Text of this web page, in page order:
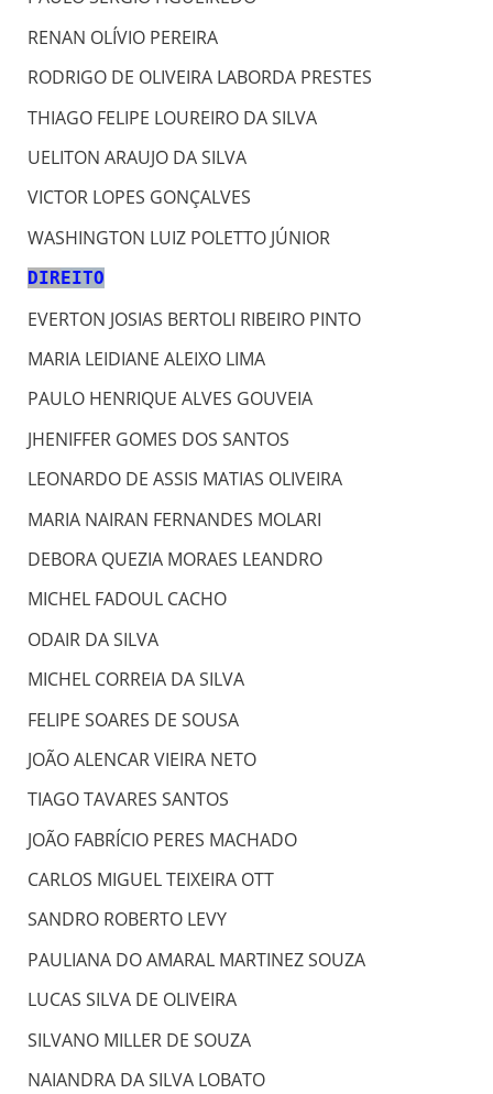
RENAN OLÍVIO PEREIRA
RODRIGO DE OLIVEIRA LABORDA PRESTES
THIAGO FELIPE LOUREIRO DA SILVA
UELITON ARAUJO DA SILVA
VICTOR LOPES GONÇALVES
WASHINGTON LUIZ POLETTO JÚNIOR
DIREITO
EVERTON JOSIAS BERTOLI RIBEIRO PINTO
MARIA LEIDIANE ALEIXO LIMA
PAULO HENRIQUE ALVES GOUVEIA
JHENIFFER GOMES DOS SANTOS
LEONARDO DE ASSIS MATIAS OLIVEIRA
MARIA NAIRAN FERNANDES MOLARI
DEBORA QUEZIA MORAES LEANDRO
MICHEL FADOUL CACHO
ODAIR DA SILVA
MICHEL CORREIA DA SILVA
FELIPE SOARES DE SOUSA
JOÃO ALENCAR VIEIRA NETO
TIAGO TAVARES SANTOS
JOÃO FABRÍCIO PERES MACHADO
CARLOS MIGUEL TEIXEIRA OTT
SANDRO ROBERTO LEVY
PAULIANA DO AMARAL MARTINEZ SOUZA
LUCAS SILVA DE OLIVEIRA
SILVANO MILLER DE SOUZA
NAIANDRA DA SILVA LOBATO